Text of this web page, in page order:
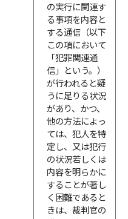
の実行に関連す
る事項を内容と
する通信（以下
この項において
「犯罪関連通
信」という。）
が行われると疑
うに足りる状況
があり、かつ、
他の方法によっ
ては、犯人を特
定し、又は犯行
の状況若しくは
内容を明らかに
することが著し
く困難であると
きは、裁判官の